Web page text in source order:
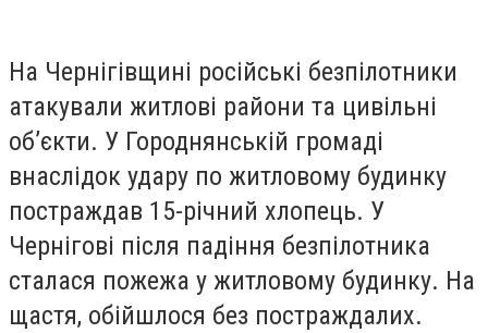
На Чернігівщині російські безпілотники
атакували житлові райони та цивільні
об’єкти. У Городнянській громаді
внаслідок удару по житловому будинку
постраждав 15-річний хлопець. У
Чернігові після падіння безпілотника
сталася пожежа у житловому будинку. На
щастя, обійшлося без постраждалих.